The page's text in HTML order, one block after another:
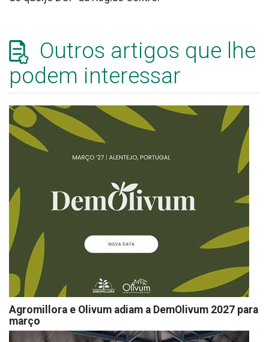
Outros artigos que lhe
podem interessar
Agromillora e Olivum adiam a DemOlivum 2027 para
março